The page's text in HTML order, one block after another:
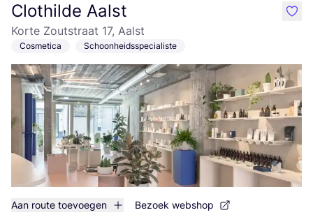
Clothilde Aalst
Korte Zoutstraat 17, Aalst
Cosmetica Schoonheidsspecialiste
Aan route toevoegen Bezoek webshop
like